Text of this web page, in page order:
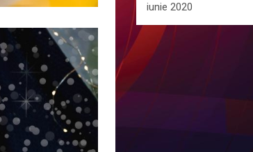
iunie 2020